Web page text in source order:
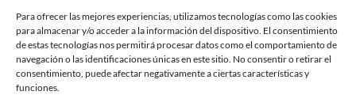
Para ofrecer las mejores experiencias, utilizamos tecnologías como las cookies
para almacenar y/o acceder a la información del dispositivo. El consentimiento
de estas tecnologías nos permitirá procesar datos como el comportamiento de
navegación o las identificaciones únicas en este sitio. No consentir o retirar el
consentimiento, puede afectar negativamente a ciertas características y
funciones.
GORRA CAMPERA AZUL TEJANO
24,00€
SOMBRERO INDIANA BLANCO